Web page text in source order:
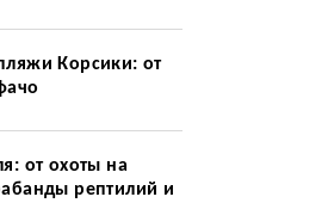
Корсики: от
от охоты на
рептилий и